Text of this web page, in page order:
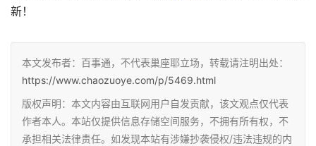
新！
本文发布者：百事通，不代表巢座耶立场，转载请注明出处：
https://www.chaozuoye.com/p/5469.html
版权声明：本文内容由互联网用户自发贡献，该文观点仅代表
作者本人。本站仅提供信息存储空间服务，不拥有所有权，不
承担相关法律责任。如发现本站有涉嫌抄袭侵权/违法违规的内